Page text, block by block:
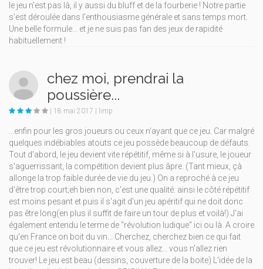
le jeu n'est pas là, il y aussi du bluff et de la fourberie ! Notre partie
s'est déroulée dans l'enthousiasme générale et sans temps mort.
Une belle formule... et je ne suis pas fan des jeux de rapidité
habituellement !
chez moi, prendrai la
poussière...
| 18 mai 2017 | limp
...enfin pour les gros joueurs ou ceux n'ayant que ce jeu. Car malgré
quelques indébiables atouts ce jeu possède beaucoup de défauts.
Tout d'abord, le jeu devient vite répétitif, même si à l'usure, le joueur
s'aguerrissant, la compétition devient plus âpre. (Tant mieux, çà
allonge la trop faible durée de vie du jeu.) On a reproché à ce jeu
d'être trop court;eh bien non, c'est une qualité: ainsi le côté répétitif
est moins pesant et puis il s'agit d'un jeu apéritif qui ne doit donc
pas être long(en plus il suffit de faire un tour de plus et voilà!) J'ai
également entendu le terme de "révolution ludique" ici ou là. A croire
qu'en France on boit du vin... Cherchez, cherchez bien ce qui fait
que ce jeu est révolutionnaire et vous allez... vous n'allez rien
trouver! Le jeu est beau (dessins, couverture de la boite) L'idée de la